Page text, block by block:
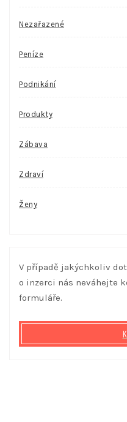
Nezařazené
Peníze
Podnikání
Produkty
Zábava
Zdraví
Ženy
V případě jakýchkoliv
o inzerci nás neváhejte
formuláře.